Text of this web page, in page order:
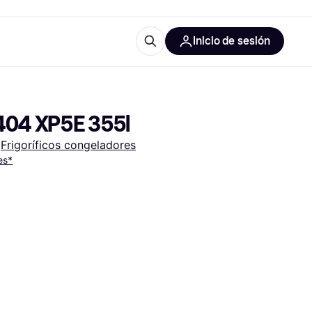
Inicio de sesión
XP5E 355l
Frigoríficos congeladores